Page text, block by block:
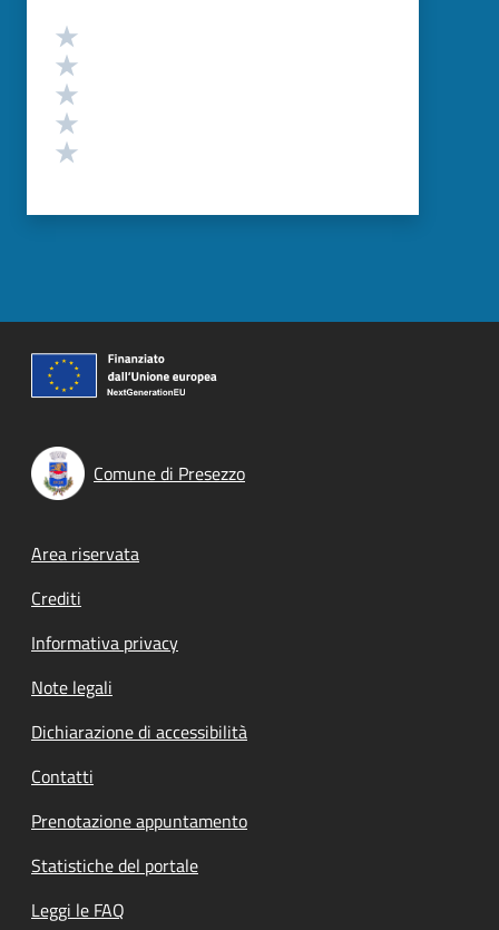
Valutazione
Comune di Presezzo
Footer menu
Area riservata
Crediti
Informativa privacy
Note legali
Dichiarazione di accessibilità
Contatti
Prenotazione appuntamento
Statistiche del portale
Leggi le FAQ